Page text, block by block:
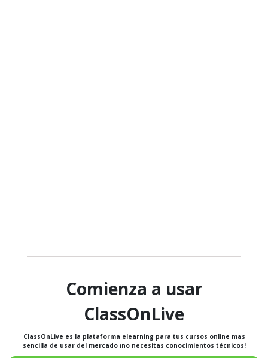
Comienza a usar
ClassOnLive
ClassOnLive es la plataforma elearning para tus cursos online mas
sencilla de usar del mercado ¡no necesitas conocimientos técnicos!